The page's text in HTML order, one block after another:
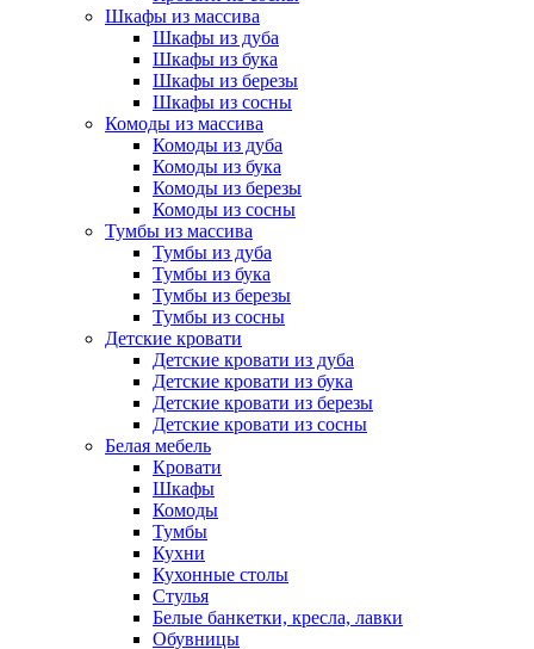
Шкафы из массива
Шкафы из дуба
Шкафы из бука
Шкафы из березы
Шкафы из сосны
Комоды из массива
Комоды из дуба
Комоды из бука
Комоды из березы
Комоды из сосны
Тумбы из массива
Тумбы из дуба
Тумбы из бука
Тумбы из березы
Тумбы из сосны
Детские кровати
Детские кровати из дуба
Детские кровати из бука
Детские кровати из березы
Детские кровати из сосны
Белая мебель
Кровати
Шкафы
Комоды
Тумбы
Кухни
Кухонные столы
Стулья
Белые банкетки, кресла, лавки
Обувницы